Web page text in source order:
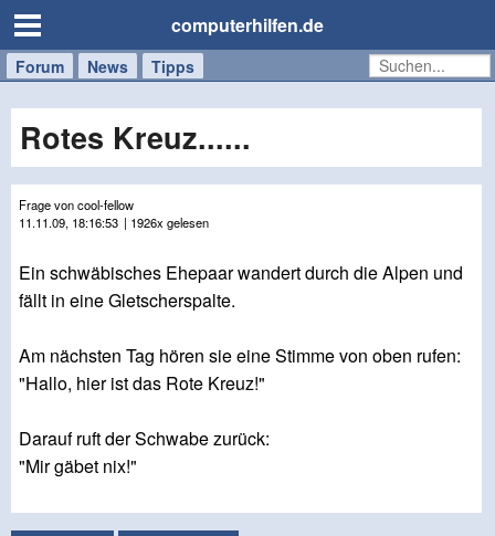
computerhilfen.de
Forum News Tipps
Handy
Tablet
Windows
Mac
Rotes Kreuz......
Frage von cool-fellow
11.11.09, 18:16:53 | 1926x gelesen
Ein schwäbisches Ehepaar wandert durch die Alpen und
fällt in eine Gletscherspalte.
Am nächsten Tag hören sie eine Stimme von oben rufen:
"Hallo, hier ist das Rote Kreuz!"
Darauf ruft der Schwabe zurück:
"Mir gäbet nix!"